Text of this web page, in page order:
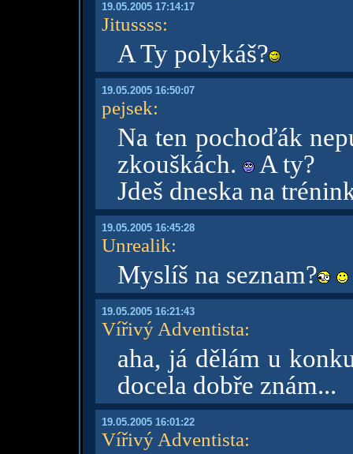
19.05.2005 17:14:17
Jitussss:
A Ty polykáš?
19.05.2005 16:50:07
pejsek:
Na ten pochoďák
zkouškách.
A ty?
Jdeš dneska na
19.05.2005 16:45:28
Unrealik:
Myslíš na seznam?
19.05.2005 16:21:43
Vířivý Adventista:
aha, já dělám u
docela dobře znám...
19.05.2005 16:01:22
Vířivý Adventista: